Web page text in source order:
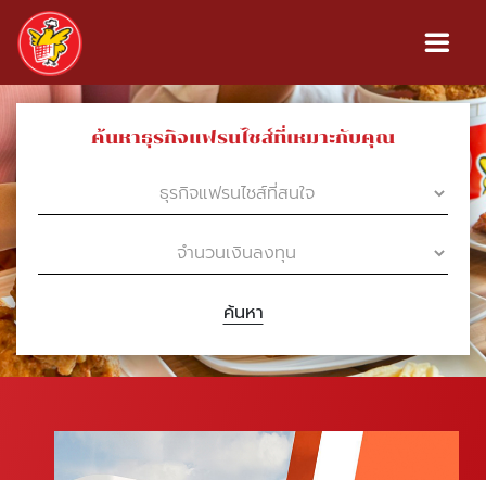
ค้นหาธุรกิจแฟรนไชส์ที่เหมาะกับคุณ
ค้นหา